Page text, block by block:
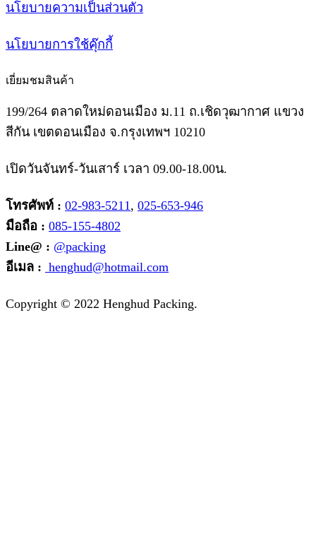
นโยบายความเป็นส่วนตัว
นโยบายการใช้คุ๊กกี้
เยี่ยมชมสินค้า
199/264 ตลาดใหม่ดอนเมือง ม.11 ถ.เชิดวุฒากาศ แขวง
สีกัน เขตดอนเมือง จ.กรุงเทพฯ 10210
เปิดวันจันทร์-วันเสาร์ เวลา 09.00-18.00น.
โทรศัพท์ : 02-983-5211, 025-653-946
มือถือ : 085-155-4802
Line@ : @packing
อีเมล : henghud@hotmail.com
Facebook
Instagram
Tik-
tok
Line
Email
Copyright © 2022 Henghud Packing.